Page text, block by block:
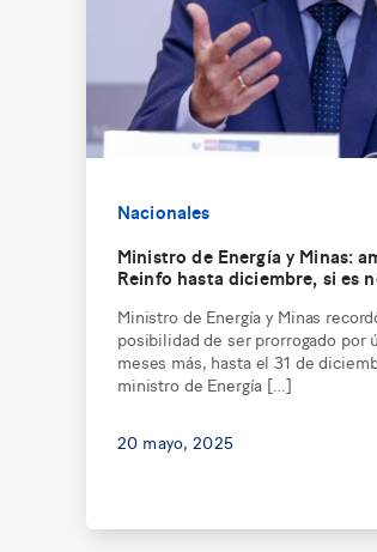
Nacionales
Ministro de Energía y Minas:
Reinfo hasta diciembre, si es
Ministro de Energía y Minas
posibilidad de ser prorrogado por
meses más, hasta el 31 de
ministro de Energía […]
20 mayo, 2025